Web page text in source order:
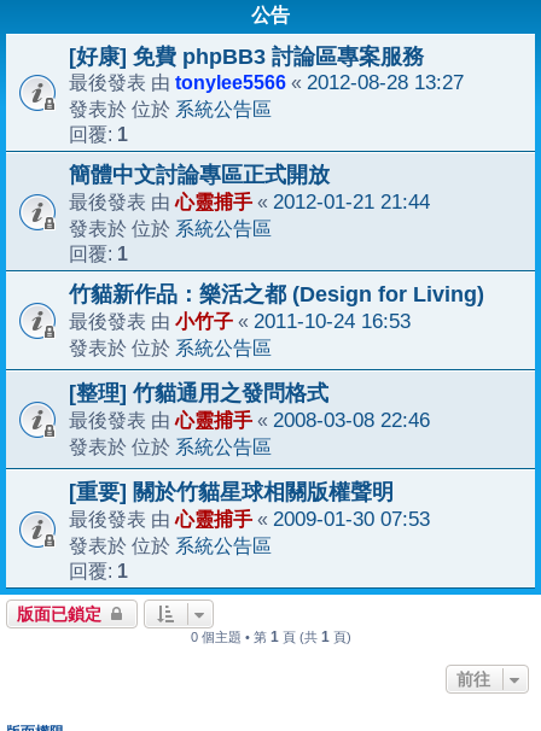
公告
[好康] 免費 phpBB3 討論區專案服務
最後發表 由 tonylee5566 « 2012-08-28 13:27
發表於 位於 系統公告區
回覆: 1
簡體中文討論專區正式開放
最後發表 由心靈捕手 « 2012-01-21 21:44
發表於 位於 系統公告區
回覆: 1
竹貓新作品：樂活之都 (Design for Living)
最後發表 由 小竹子 « 2011-10-24 16:53
發表於 位於 系統公告區
[整理] 竹貓通用之發問格式
最後發表 由心靈捕手 « 2008-03-08 22:46
發表於 位於 系統公告區
[重要] 關於竹貓星球相關版權聲明
最後發表 由心靈捕手 « 2009-01-30 07:53
發表於 位於 系統公告區
回覆: 1
版面已鎖定
0 個主題 • 第 1 頁 (共 1 頁)
前往